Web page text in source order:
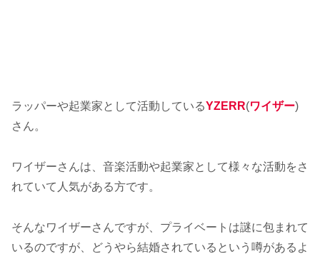
ラッパーや起業家として活動しているYZERR(ワイザー)
さん。
ワイザーさんは、音楽活動や起業家として様々な活動をさ
れていて人気がある方です。
そんなワイザーさんですが、プライベートは謎に包まれて
いるのですが、どうやら結婚されているという噂があるよ